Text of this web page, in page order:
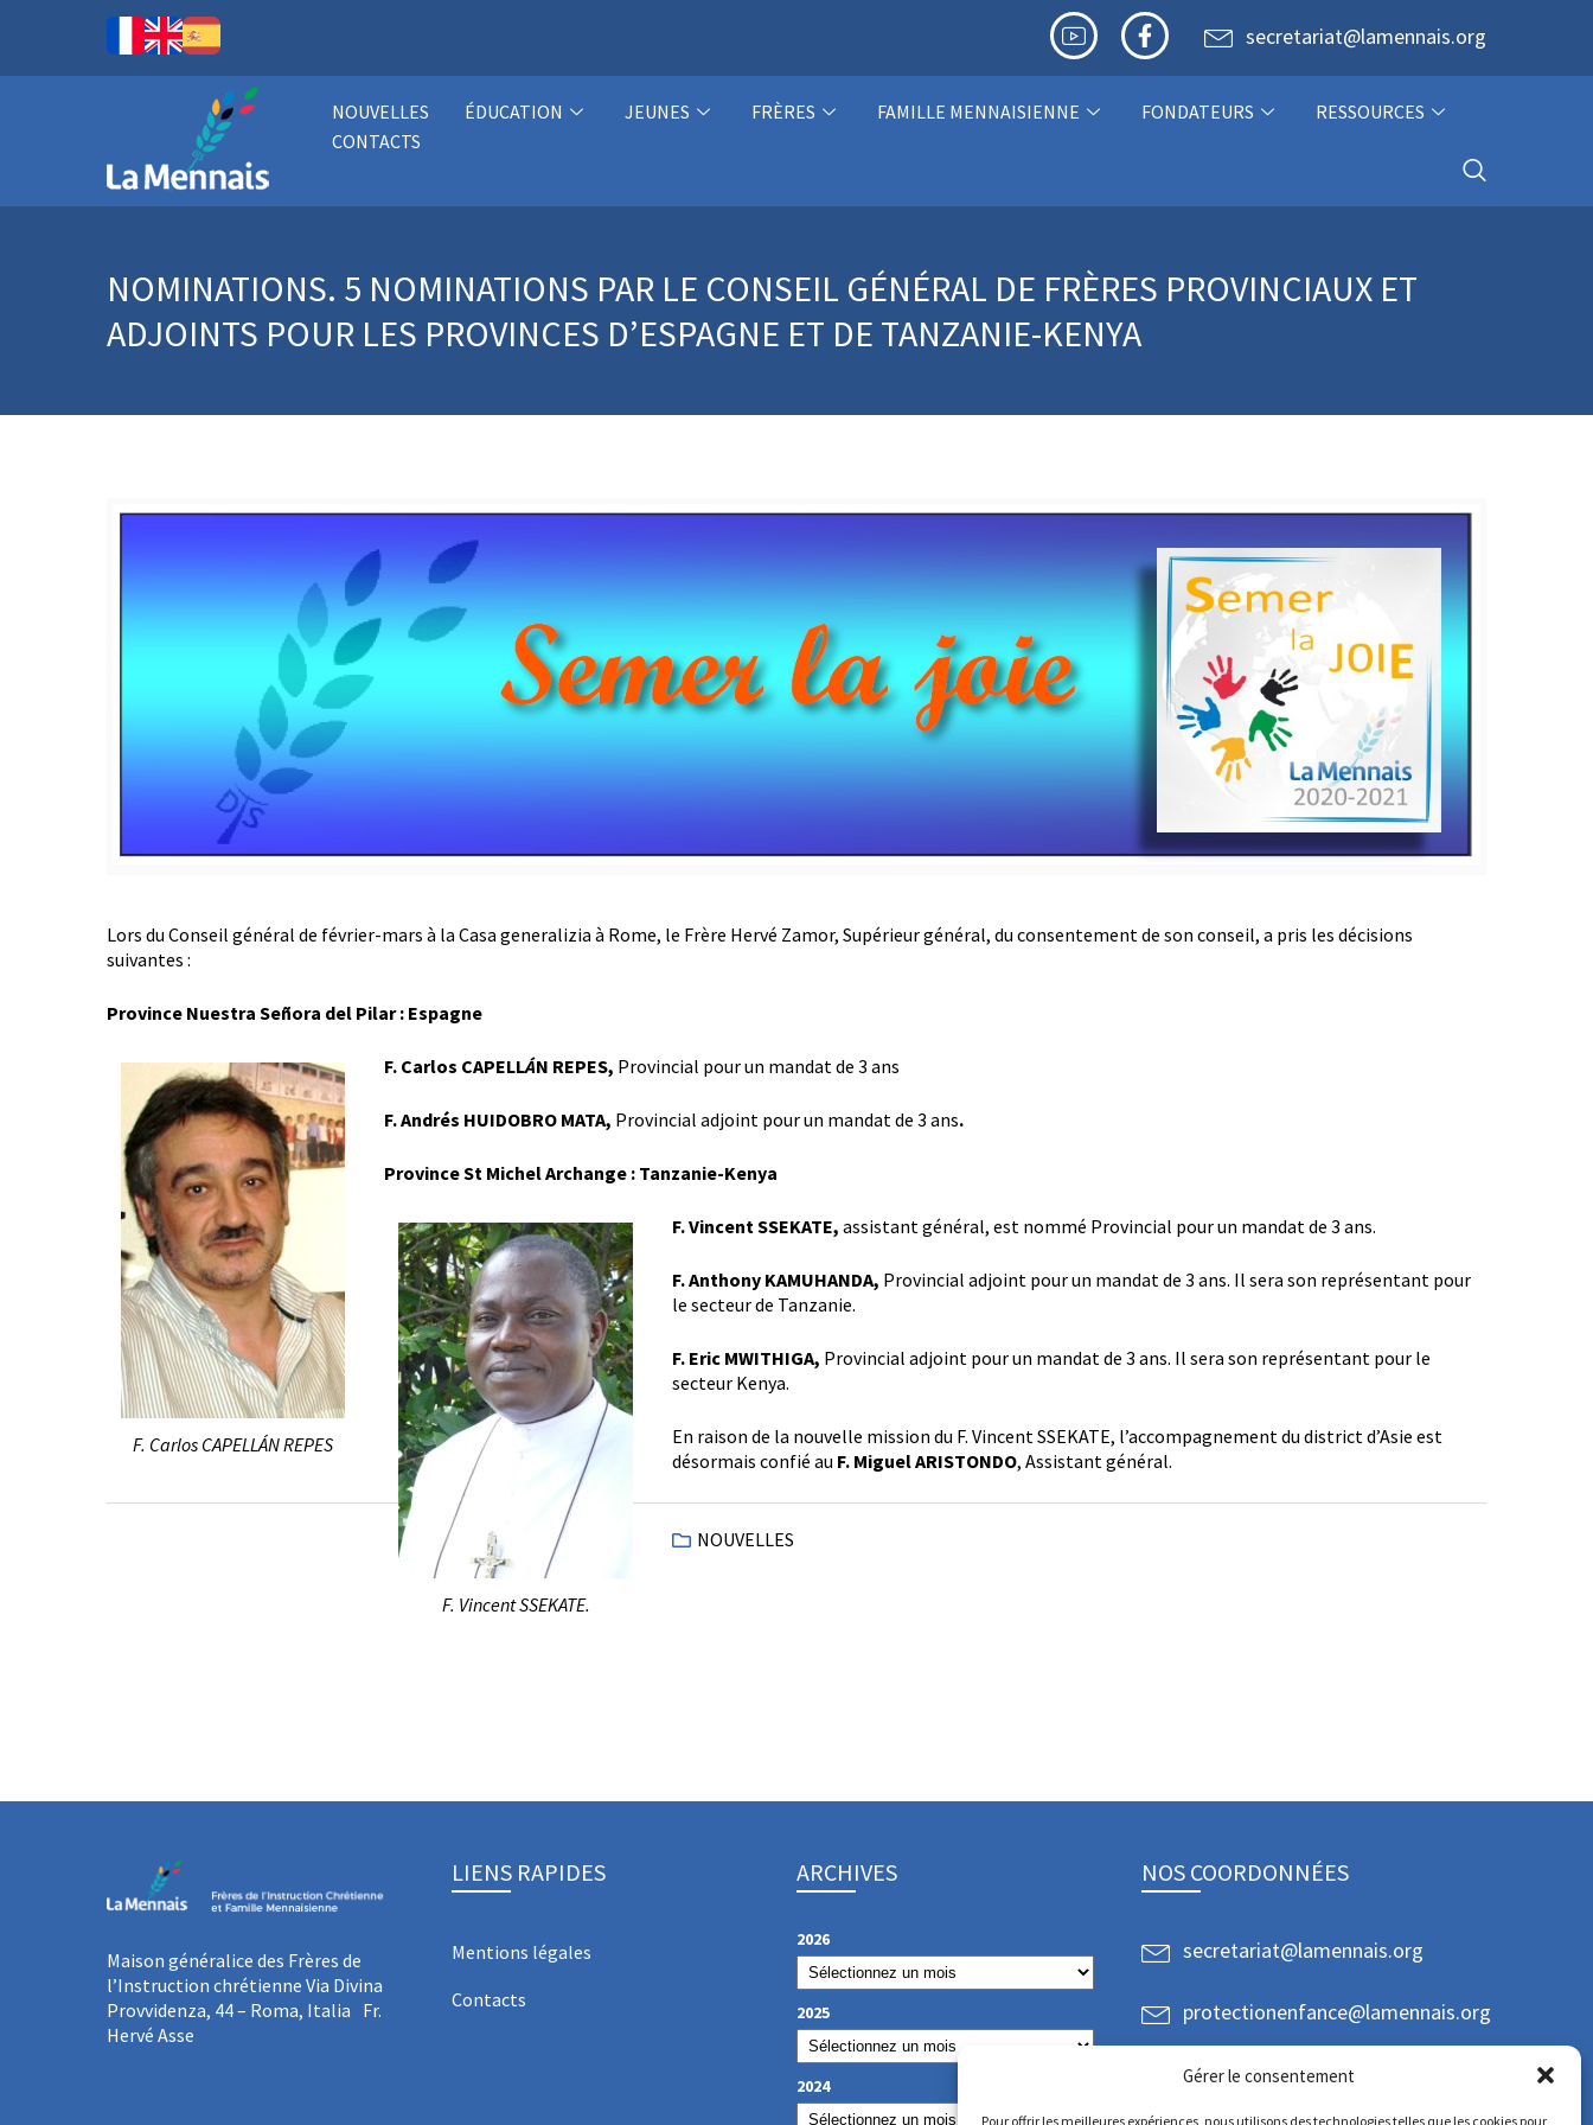
Gérer le consentement
Pour offrir les meilleures expériences, nous utilisons des technologies telles que les cookies pour
secretariat@lamennais.org
NOUVELLES ÉDUCATION JEUNES FRÈRES FAMILLE MENNAISIENNE FONDATEURS
RESSOURCES
CONTACTS
NOMINATIONS. 5 NOMINATIONS PAR LE CONSEIL GÉNÉRAL DE FRÈRES PROVINCIAUX ET
ADJOINTS POUR LES PROVINCES D’ESPAGNE ET DE TANZANIE-KENYA
Lors du Conseil général de février-mars à la Casa generalizia à Rome, le Frère Hervé Zamor, Supérieur général, du consentement de son conseil, a pris les décisions
suivantes :
Province Nuestra Señora del Pilar : Espagne
F. Carlos CAPELLÁN REPES
F. Carlos CAPELLÁN REPES, Provincial pour un mandat de 3 ans
F. Andrés HUIDOBRO MATA, Provincial adjoint pour un mandat de 3 ans.
Province St Michel Archange : Tanzanie-Kenya
F. Vincent SSEKATE.
F. Vincent SSEKATE, assistant général, est nommé Provincial pour un mandat de 3 ans.
F. Anthony KAMUHANDA, Provincial adjoint pour un mandat de 3 ans. Il sera son représentant pour
le secteur de Tanzanie.
F. Eric MWITHIGA, Provincial adjoint pour un mandat de 3 ans. Il sera son représentant pour le
secteur Kenya.
En raison de la nouvelle mission du F. Vincent SSEKATE, l’accompagnement du district d’Asie est
désormais confié au F. Miguel ARISTONDO, Assistant général.
NOUVELLES
Maison généralice des Frères de
l’Instruction chrétienne Via Divina
Provvidenza, 44 – Roma, Italia Fr.
Hervé Asse
LIENS RAPIDES
Mentions légales
Contacts
ARCHIVES
2026
2025
2024
NOS COORDONNÉES
secretariat@lamennais.org
protectionenfance@lamennais.org